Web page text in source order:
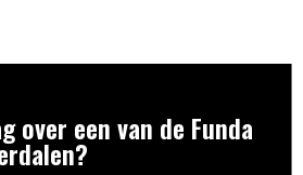
over een van de Funda